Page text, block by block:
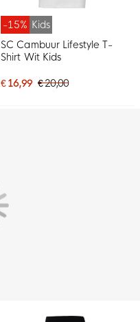
-15% Kids
SC Cambuur Lifestyle T-
Shirt Wit Kids
€ 16,99 € 20,00